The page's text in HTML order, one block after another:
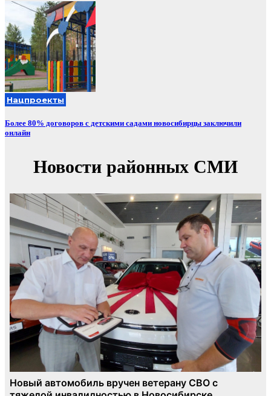
Нацпроекты
Более 80% договоров с детскими садами новосибирцы заключили
онлайн